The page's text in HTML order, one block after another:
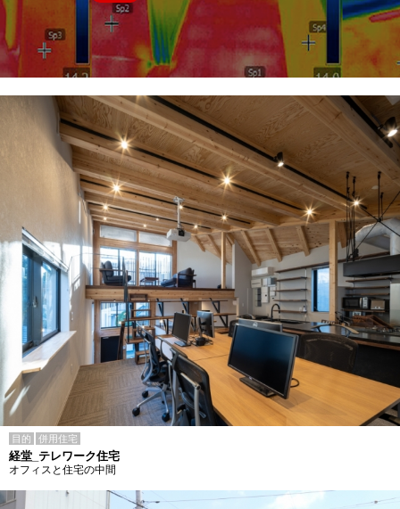
目的 併用住宅
経堂_テレワーク住宅
オフィスと住宅の中間